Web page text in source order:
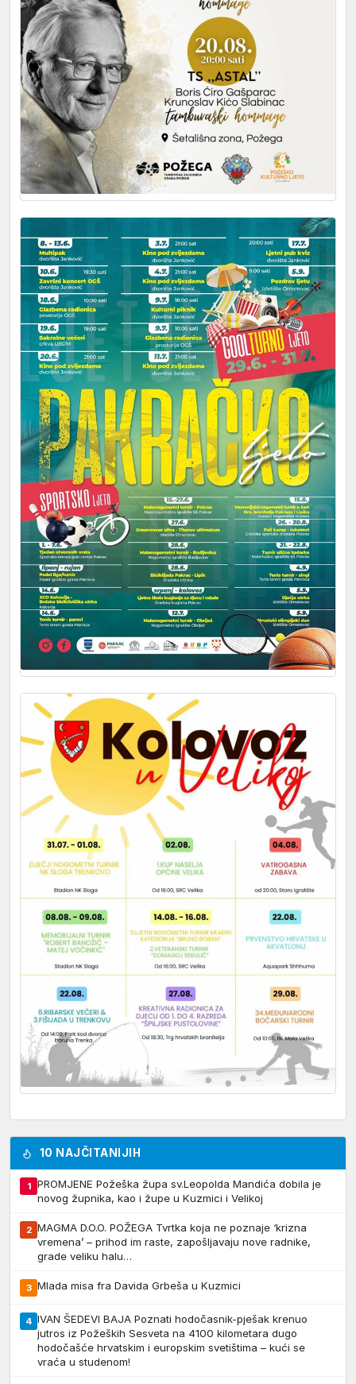
10 NAJČITANIJIH
1
PROMJENE Požeška župa sv.Leopolda Mandića dobila je
novog župnika, kao i župe u Kuzmici i Velikoj
2 MAGMA D.O.O. POŽEGA Tvrtka koja ne poznaje ‘krizna
vremena’ – prihod im raste, zapošljavaju nove radnike,
grade veliku halu…
3 Mlada misa fra Davida Grbeša u Kuzmici
4 IVAN ŠEDEVI BAJA Poznati hodočasnik-pješak krenuo
jutros iz Požeških Sesveta na 4100 kilometara dugo
hodočašće hrvatskim i europskim svetištima – kući se
vraća u studenom!